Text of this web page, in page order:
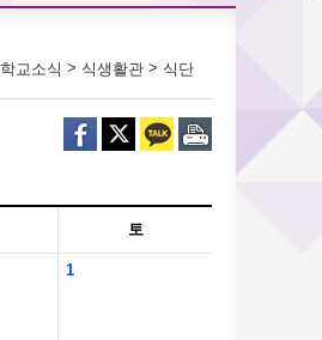
학교소식 > 식생활관 > 식단
토
1